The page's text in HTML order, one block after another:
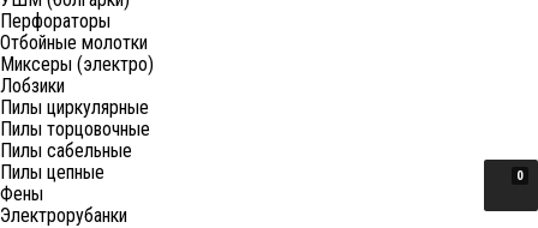
0
Перфораторы
Отбойные молотки
Миксеры (электро)
Лобзики
Пилы циркулярные
Пилы торцовочные
Пилы сабельные
Пилы цепные
Фены
Электрорубанки